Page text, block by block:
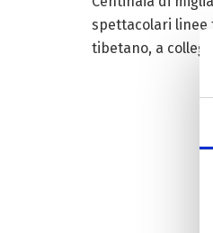
spettacolari linee
tibetano, a